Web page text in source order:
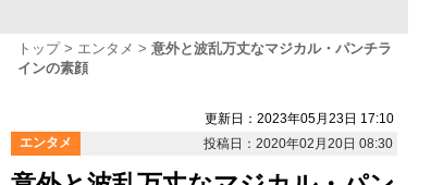
トップ エンタメ
意外と波乱万丈なマジカル・パンチラ
インの素顔
更新日：2023年05月23日 17:10
エンタメ
投稿日：2020年02月20日 08:30